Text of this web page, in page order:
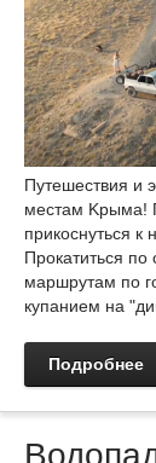
Путешествия и
местам Kрыма!
прикоснуться
Прокатиться
маршрутам по
купанием на
Подробнее